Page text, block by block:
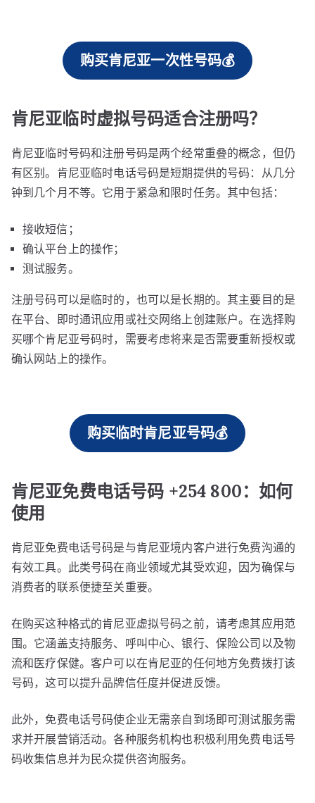
购买肯尼亚一次性号码💰
肯尼亚临时虚拟号码适合注册吗？
肯尼亚临时号码和注册号码是两个经常重叠的概念，但仍
有区别。肯尼亚临时电话号码是短期提供的号码：从几分
钟到几个月不等。它用于紧急和限时任务。其中包括：
接收短信；
确认平台上的操作；
测试服务。
注册号码可以是临时的，也可以是长期的。其主要目的是
在平台、即时通讯应用或社交网络上创建账户。在选择购
买哪个肯尼亚号码时，需要考虑将来是否需要重新授权或
确认网站上的操作。
购买临时肯尼亚号码💰
肯尼亚免费电话号码 +254 800：如何
使用
肯尼亚免费电话号码是与肯尼亚境内客户进行免费沟通的
有效工具。此类号码在商业领域尤其受欢迎，因为确保与
消费者的联系便捷至关重要。
在购买这种格式的肯尼亚虚拟号码之前，请考虑其应用范
围。它涵盖支持服务、呼叫中心、银行、保险公司以及物
流和医疗保健。客户可以在肯尼亚的任何地方免费拨打该
号码，这可以提升品牌信任度并促进反馈。
此外，免费电话号码使企业无需亲自到场即可测试服务需
求并开展营销活动。各种服务机构也积极利用免费电话号
码收集信息并为民众提供咨询服务。